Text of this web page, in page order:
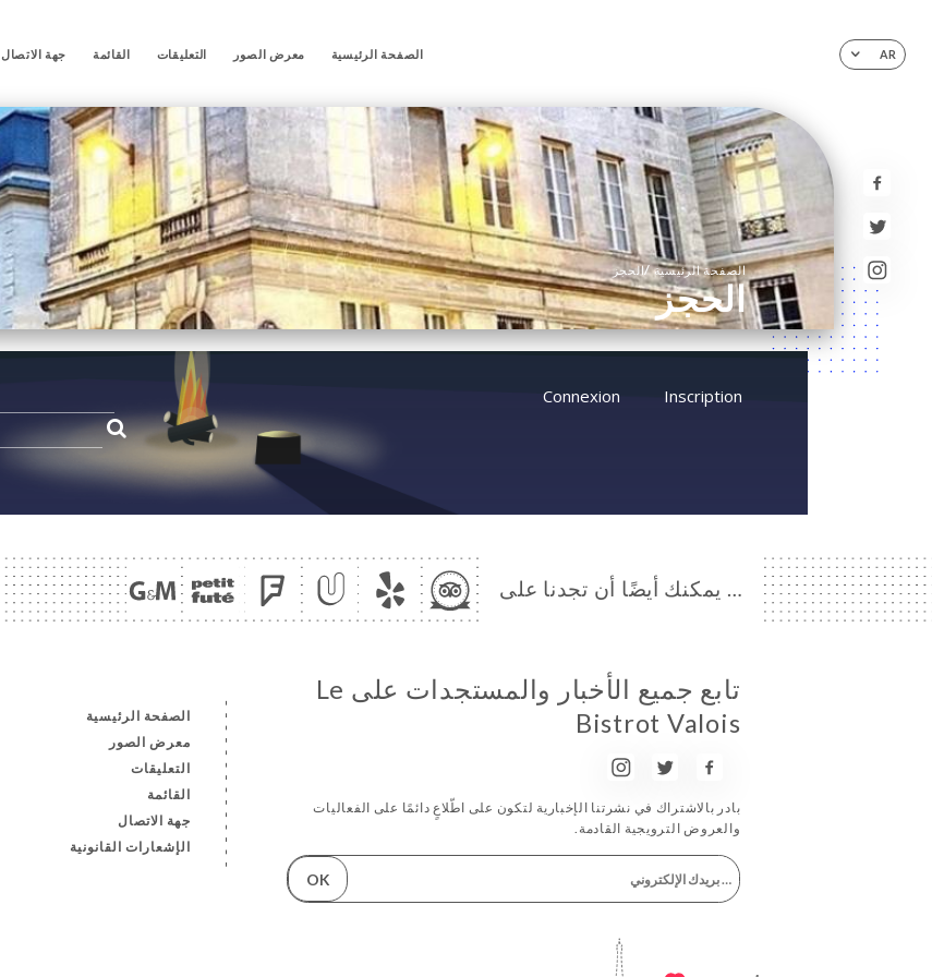
AR الصفحة الرئيسية معرض الصور التعليقات القائمة جهة الاتصال
الصفحة الرئيسية/الحجز
الحجز
… يمكنك أيضًا أن تجدنا على
الصفحة الرئيسية
معرض الصور
التعليقات
القائمة
جهة الاتصال
الإشعارات القانونية
تابع جميع الأخبار والمستجدات على Le
Bistrot Valois
بادر بالاشتراك في نشرتنا الإخبارية لتكون على اطّلاعٍ دائمًا على الفعاليات
والعروض الترويجية القادمة.
OK